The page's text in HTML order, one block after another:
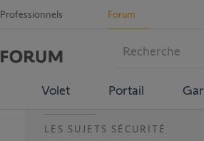
Professionnels Forum
Volet Portail
LES SUJETS SÉCURITÉ